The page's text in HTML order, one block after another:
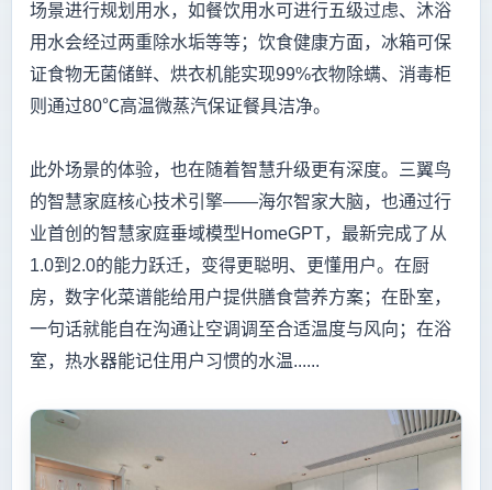
场景进行规划用水，如餐饮用水可进行五级过虑、沐浴
用水会经过两重除水垢等等；饮食健康方面，冰箱可保
证食物无菌储鲜、烘衣机能实现99%衣物除螨、消毒柜
则通过80℃高温微蒸汽保证餐具洁净。
此外场景的体验，也在随着智慧升级更有深度。三翼鸟
的智慧家庭核心技术引擎——海尔智家大脑，也通过行
业首创的智慧家庭垂域模型HomeGPT，最新完成了从
1.0到2.0的能力跃迁，变得更聪明、更懂用户。在厨
房，数字化菜谱能给用户提供膳食营养方案；在卧室，
一句话就能自在沟通让空调调至合适温度与风向；在浴
室，热水器能记住用户习惯的水温......